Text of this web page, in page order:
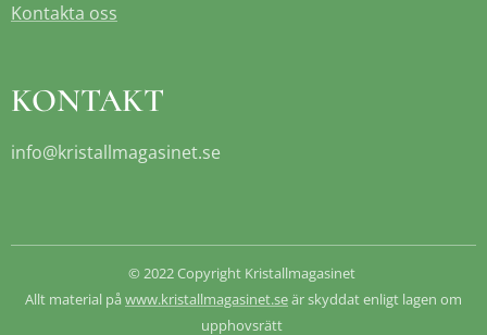
Kontakta oss
KONTAKT
info@kristallmagasinet.se
© 2022 Copyright Kristallmagasinet
Allt material på www.kristallmagasinet.seär skyddat enligt lagen om
upphovsrätt